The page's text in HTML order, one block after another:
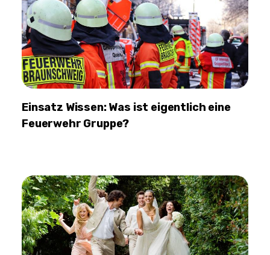
Einsatz Wissen: Was ist eigentlich eine
Feuerwehr Gruppe?